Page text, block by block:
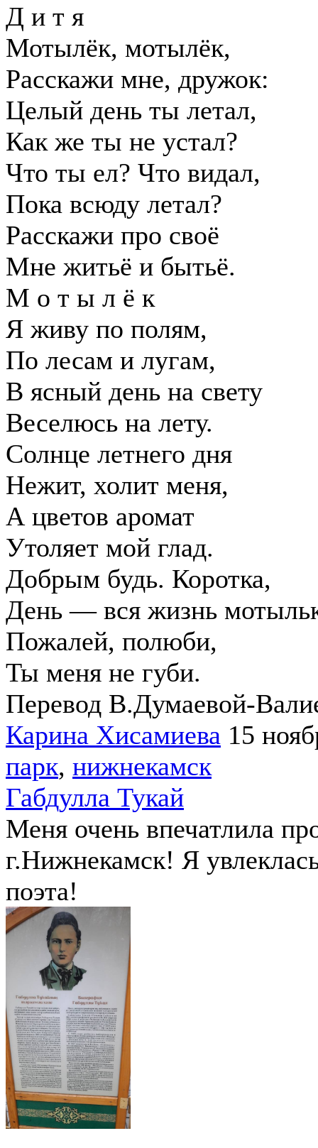
Д и т я
Мотылёк, мотылёк,
Расскажи мне, дружок:
Целый день ты летал,
Как же ты не устал?
Что ты ел? Что видал,
Пока всюду летал?
Расскажи про своё
Мне житьё и бытьё.
М о т ы л ё к
Я живу по полям,
По лесам и лугам,
В ясный день на свету
Веселюсь на лету.
Солнце летнего дня
Нежит, холит меня,
А цветов аромат
Утоляет мой глад.
Добрым будь. Коротка,
День — вся жизнь
Пожалей, полюби,
Ты меня не губи.
Перевод В.Думаевой-
Карина Хисамиева 15
парк, нижнекамск
Габдулла Тукай
Меня очень впечатлила
г.Нижнекамск! Я
поэта!